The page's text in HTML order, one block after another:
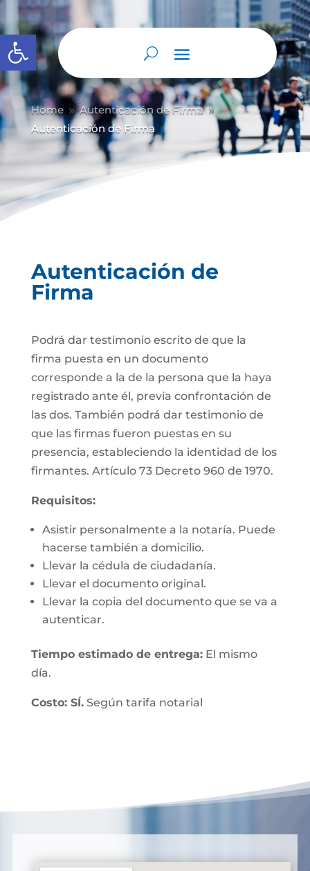
Abrir barra de herramientas
Home 9 Autenticación de Firma 9
Autenticación de Firma
Autenticación de
Firma
Podrá dar testimonio escrito de que la
firma puesta en un documento
corresponde a la de la persona que la haya
registrado ante él, previa confrontación de
las dos. También podrá dar testimonio de
que las firmas fueron puestas en su
presencia, estableciendo la identidad de los
firmantes. Artículo 73 Decreto 960 de 1970.
Requisitos:
Asistir personalmente a la notaría. Puede
hacerse también a domicilio.
Llevar la cédula de ciudadanía.
Llevar el documento original.
Llevar la copia del documento que se va a
autenticar.
Tiempo estimado de entrega:El mismo
día.
Costo: SÍ.Según tarifa notarial